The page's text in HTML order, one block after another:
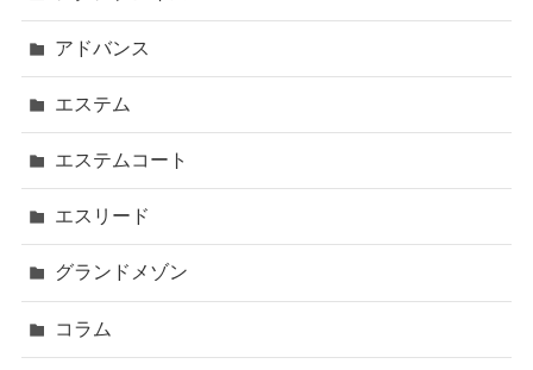
アドバンス
エステム
エステムコート
エスリード
グランドメゾン
コラム